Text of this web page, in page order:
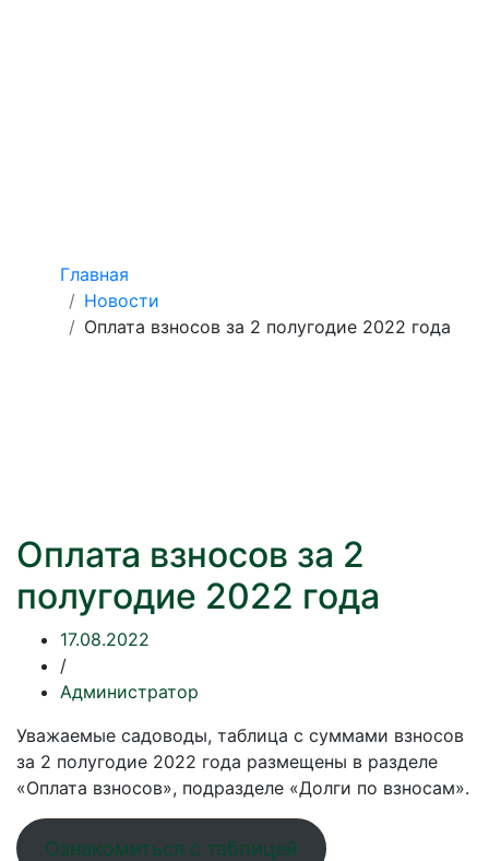
Главная
Новости
Оплата взносов за 2 полугодие 2022 года
Оплата взносов за 2
полугодие 2022 года
17.08.2022
/
Администратор
Уважаемые садоводы, таблица с суммами взносов
за 2 полугодие 2022 года размещены в разделе
«Оплата взносов», подразделе «Долги по взносам».
Ознакомиться с таблицей